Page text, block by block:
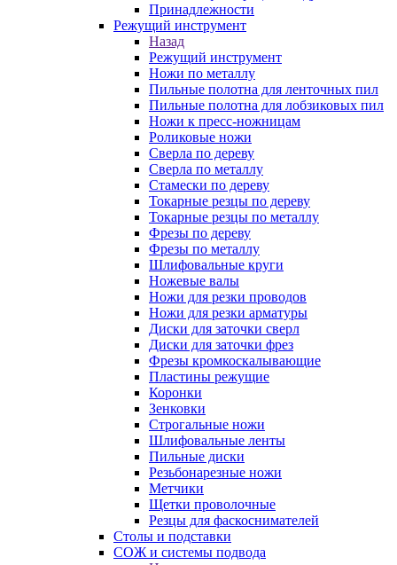
Принадлежности
Режущий инструмент
Назад
Режущий инструмент
Ножи по металлу
Пильные полотна для ленточных пил
Пильные полотна для лобзиковых пил
Ножи к пресс-ножницам
Роликовые ножи
Сверла по дереву
Сверла по металлу
Стамески по дереву
Токарные резцы по дереву
Токарные резцы по металлу
Фрезы по дереву
Фрезы по металлу
Шлифовальные круги
Ножевые валы
Ножи для резки проводов
Ножи для резки арматуры
Диски для заточки сверл
Диски для заточки фрез
Фрезы кромкоскалывающие
Пластины режущие
Коронки
Зенковки
Строгальные ножи
Шлифовальные ленты
Пильные диски
Резьбонарезные ножи
Метчики
Щетки проволочные
Резцы для фаскоснимателей
Столы и подставки
СОЖ и системы подвода